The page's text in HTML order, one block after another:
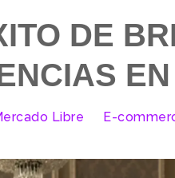
DE
Libre E-